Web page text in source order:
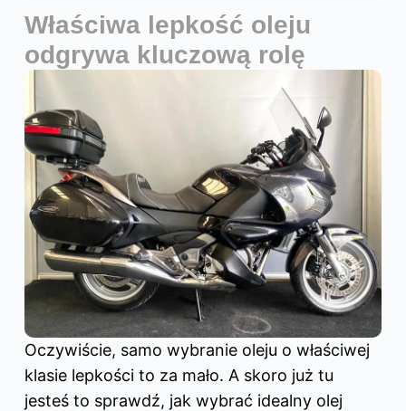
Właściwa lepkość oleju
odgrywa kluczową rolę
Oczywiście, samo wybranie oleju o właściwej
klasie lepkości to za mało. A skoro już tu
jesteś to sprawdź, jak wybrać idealny olej